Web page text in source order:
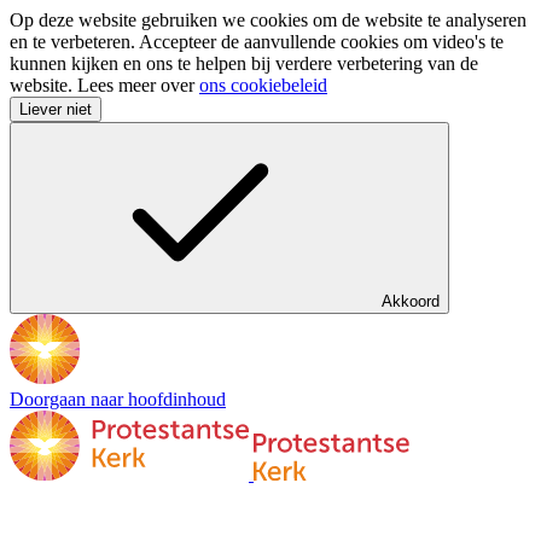
Op deze website gebruiken we cookies om de website te analyseren
en te verbeteren. Accepteer de aanvullende cookies om video's te
kunnen kijken en ons te helpen bij verdere verbetering van de
website. Lees meer overons cookiebeleid
Liever niet
Akkoord
Doorgaan naar hoofdinhoud